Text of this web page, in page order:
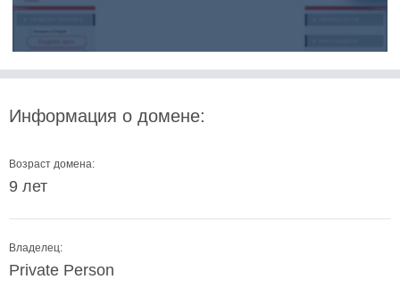
Информация о домене:
Возраст домена:
9 лет
Владелец:
Private Person